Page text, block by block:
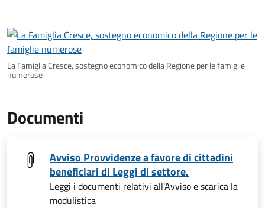
La Famiglia Cresce, sostegno economico della Regione per le famiglie
numerose
Documenti
Avviso Provvidenze a favore di cittadini
beneficiari di Leggi di settore.
Leggi i documenti relativi all'Avviso e scarica la
modulistica